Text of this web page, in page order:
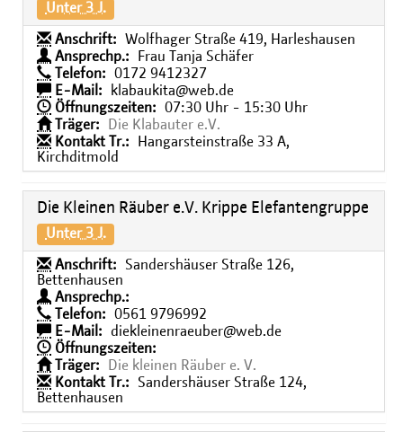
Unter 3 J.
Anschrift:
Wolfhager Straße 419, Harleshausen
Ansprechp.:
Frau Tanja Schäfer
Telefon:
0172 9412327
E-Mail:
klabaukita@web.de
Öffnungszeiten:
07:30 Uhr - 15:30 Uhr
Träger:
Die Klabauter e.V.
Kontakt Tr.:
Hangarsteinstraße 33 A,
Kirchditmold
Die Kleinen Räuber e.V. Krippe Elefantengruppe
Unter 3 J.
Anschrift:
Sandershäuser Straße 126,
Bettenhausen
Ansprechp.:
Telefon:
0561 9796992
E-Mail:
diekleinenraeuber@web.de
Öffnungszeiten:
Träger:
Die kleinen Räuber e. V.
Kontakt Tr.:
Sandershäuser Straße 124,
Bettenhausen